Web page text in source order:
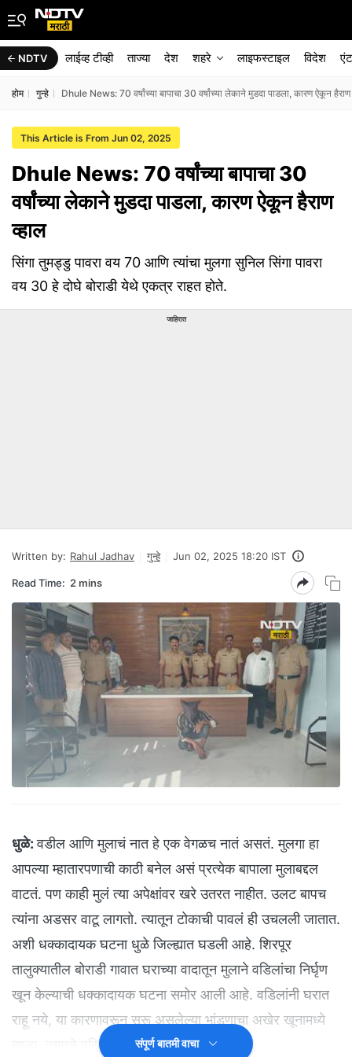
NDTV लाईव्ह टीव्ही ताज्या देश शहरे लाइफस्टाइल विदेश
होम गुन्हे Dhule News: 70 वर्षांच्या बापाचा 30 वर्षांच्या लेकाने मुडदा पाडला, कारण ऐकून हैराण
This Article is From Jun 02, 2025
Dhule News: 70 वर्षांच्या बापाचा 30
वर्षांच्या लेकाने मुडदा पाडला, कारण ऐकून हैराण
व्हाल
सिंगा तुमड्डु पावरा वय 70 आणि त्यांचा मुलगा सुनिल सिंगा पावरा
वय 30 हे दोघे बोराडी येथे एकत्र राहत होते.
जाहिरात
Written by: Rahul Jadhav गुन्हे Jun 02, 2025 18:20 IST
Read Time: 2 mins
धुळे: वडील आणि मुलाचं नात हे एक वेगळच नातं असतं. मुलगा हा
आपल्या म्हातारपणाची काठी बनेल असं प्रत्येक बापाला मुलाबद्दल
वाटतं. पण काही मुलं त्या अपेक्षांवर खरे उतरत नाहीत. उलट बापच
त्यांना अडसर वाटू लागतो. त्यातून टोकाची पावलं ही उचलली जातात.
अशी धक्कादायक घटना धुळे जिल्ह्यात घडली आहे. शिरपूर
तालुक्यातील बोराडी गावात घराच्या वादातून मुलाने वडिलांचा निर्घृण
खून केल्याची धक्कादायक घटना समोर आली आहे. वडिलांनी घरात
राहू नये, या कारणावरून सुरू असलेल्या भांडणाचा अखेर खूनामध्ये
झाला. त्यामुळे परिसरात एकच खळबळ उडाली आहे.
संपूर्ण बातमी वाचा